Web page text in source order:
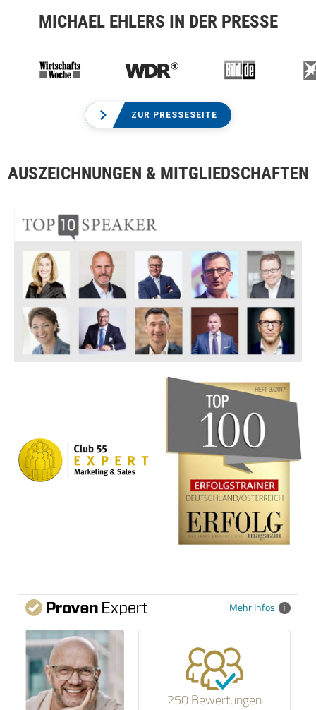
MICHAEL EHLERS IN DER PRESSE
ZUR PRESSESEITE
AUSZEICHNUNGEN & MITGLIEDSCHAFTEN
Mehr Infos
250 Bewertungen